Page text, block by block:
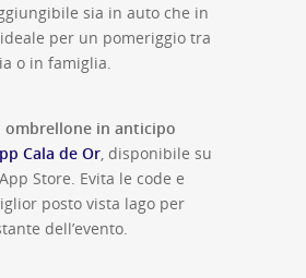
sia in auto che in
per un pomeriggio tra
o in famiglia.
in anticipo
Cala de Or, disponibile su
Store. Evita le code e
posto vista lago per
dell’evento.